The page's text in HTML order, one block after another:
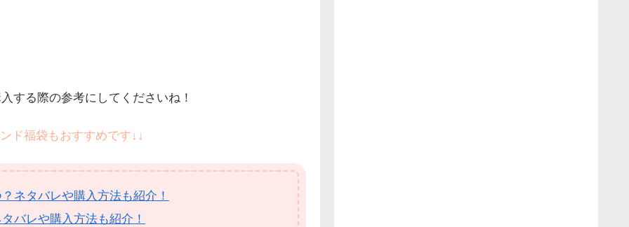
する際の参考にしてくださいね！
ド福袋もおすすめです↓↓
ネタバレや購入方法も紹介！
バレや購入方法も紹介！